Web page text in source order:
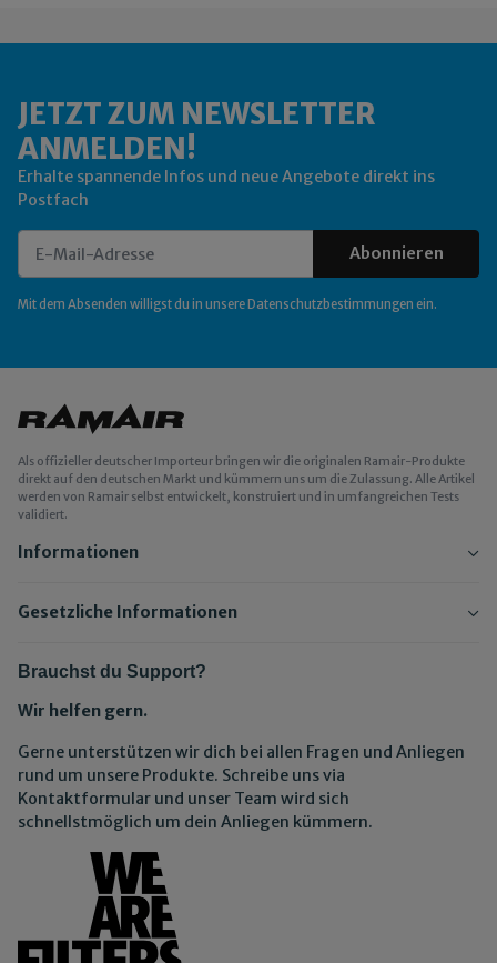
JETZT ZUM NEWSLETTER
ANMELDEN!
Erhalte spannende Infos und neue Angebote direkt ins
Postfach
Abonnieren
Mit dem Absenden willigst du in unsere Datenschutzbestimmungen ein.
Als offizieller deutscher Importeur bringen wir die originalen Ramair-Produkte
direkt auf den deutschen Markt und kümmern uns um die Zulassung. Alle Artikel
werden von Ramair selbst entwickelt, konstruiert und in umfangreichen Tests
validiert.
Informationen
Gesetzliche Informationen
Brauchst du Support?
Wir helfen gern.
Gerne unterstützen wir dich bei allen Fragen und Anliegen
rund um unsere Produkte. Schreibe uns via
Kontaktformular und unser Team wird sich
schnellstmöglich um dein Anliegen kümmern.